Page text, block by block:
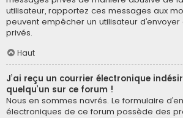
utilisateur, rapportez ces messages aux
peuvent empêcher un utilisateur
privés.
Haut
J’ai reçu un courrier électronique
quelqu’un sur ce forum !
Nous en sommes navrés. Le formulaire
électroniques de ce forum possède des